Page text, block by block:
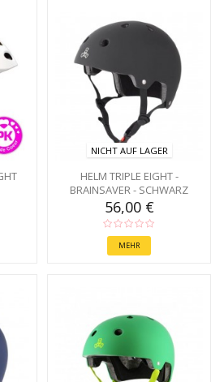
NICHT AUF LAGER
HELM TRIPLE EIGHT -
BRAINSAVER - SCHWARZ
56,00 €
MEHR